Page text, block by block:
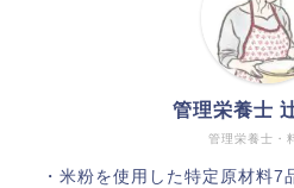
管理栄養士・
管理栄養士
・米粉を使用した特定原材料7